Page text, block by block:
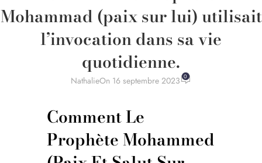
Mohammad (paix sur lui) utilisait
l’invocation dans sa vie
quotidienne.
NathalieOn 16 septembre 2023 0
Comment Le
Prophète Mohammed